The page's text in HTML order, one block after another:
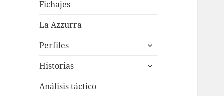
Fichajes
La Azzurra
Perfiles
expande
menú
Historias
expande
Análisis táctico